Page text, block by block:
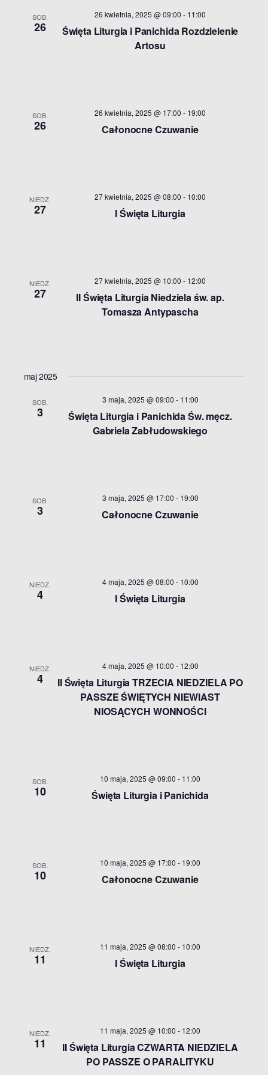
SOB.
26
26 kwietnia, 2025 @ 09:00 - 11:00
Święta Liturgia i Panichida Rozdzielenie
Artosu
SOB.
26
26 kwietnia, 2025 @ 17:00 - 19:00
Całonocne Czuwanie
NIEDZ.
27
27 kwietnia, 2025 @ 08:00 - 10:00
I Święta Liturgia
NIEDZ.
27
27 kwietnia, 2025 @ 10:00 - 12:00
II Święta Liturgia Niedziela św. ap.
Tomasza Antypascha
maj 2025
SOB.
3
3 maja, 2025 @ 09:00 - 11:00
Święta Liturgia i Panichida Św. męcz.
Gabriela Zabłudowskiego
SOB.
3
3 maja, 2025 @ 17:00 - 19:00
Całonocne Czuwanie
NIEDZ.
4
4 maja, 2025 @ 08:00 - 10:00
I Święta Liturgia
NIEDZ.
4
4 maja, 2025 @ 10:00 - 12:00
II Święta Liturgia TRZECIA NIEDZIELA PO
PASSZE ŚWIĘTYCH NIEWIAST
NIOSĄCYCH WONNOŚCI
SOB.
10
10 maja, 2025 @ 09:00 - 11:00
Święta Liturgia i Panichida
SOB.
10
10 maja, 2025 @ 17:00 - 19:00
Całonocne Czuwanie
NIEDZ.
11
11 maja, 2025 @ 08:00 - 10:00
I Święta Liturgia
NIEDZ.
11
11 maja, 2025 @ 10:00 - 12:00
II Święta Liturgia CZWARTA NIEDZIELA
PO PASSZE O PARALITYKU